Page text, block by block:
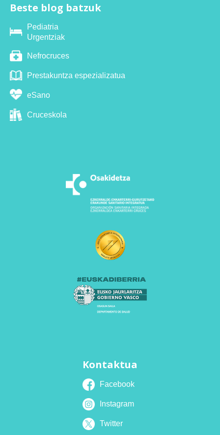
Beste blog batzuk
Pediatria
Urgentziak
Nefrocruces
Prestakuntza espezializatua
eSano
Cruceskola
Kontaktua
Facebook
Instagram
Twitter